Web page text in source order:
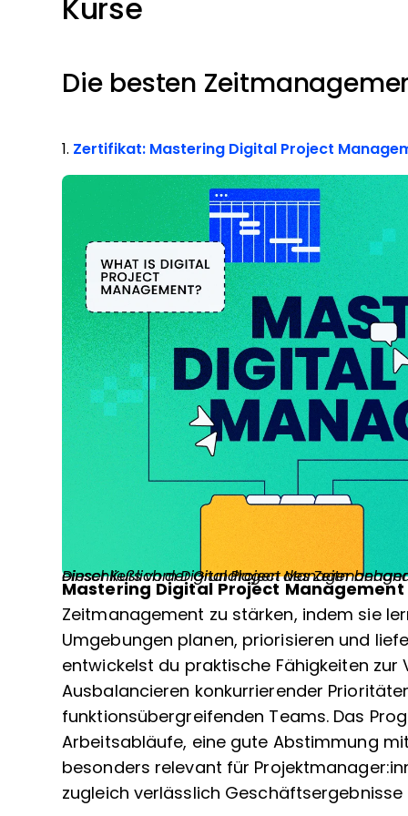
Kurse
Die besten
1. Zertifikat: Mastering Digital Project
Dieser Kurs vom Digital Project Manager behandelt alle Aspekte des Projektmanagements,
Mastering Digital Project Management
Zeitmanagement zu stärken, indem sie
Umgebungen planen, priorisieren und
entwickelst du praktische Fähigkeiten zur
Ausbalancieren konkurrierender
funktionsübergreifenden Teams. Das
Arbeitsabläufe, eine gute Abstimmung
besonders relevant für
zugleich verlässlich